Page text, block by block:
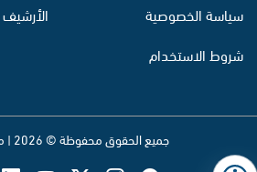
سياسة الخصوصية
شروط الاستخدام
الأرشيف
جميع الحقوق محفوظة © 2026 | موقع الشمس